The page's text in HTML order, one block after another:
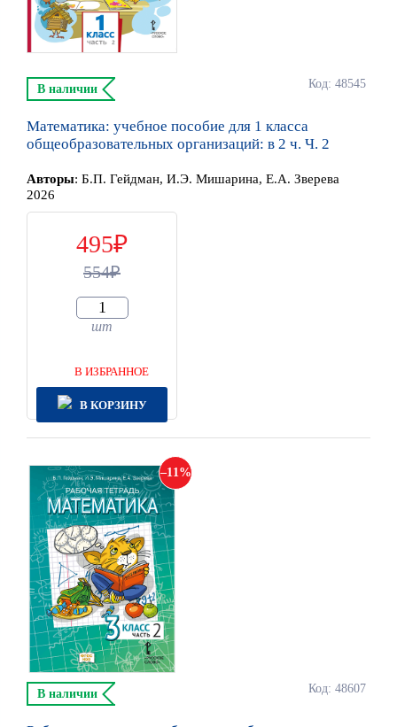
Код: 48545
В наличии
Математика: учебное пособие для 1 класса
общеобразовательных организаций: в 2 ч. Ч. 2
Авторы: Б.П. Гейдман, И.Э. Мишарина, Е.А. Зверева
2026
495
554
шт
В ИЗБРАННОЕ
В КОРЗИНУ
11
Код: 48607
В наличии